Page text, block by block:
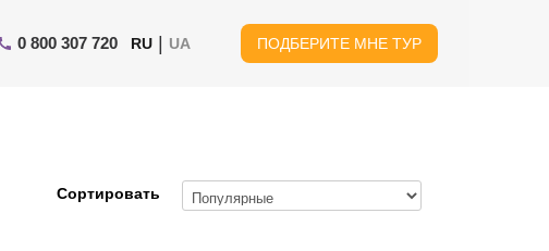
0 800 307 720 RU | UA ПОДБЕРИТЕ МНЕ ТУР
Сортировать